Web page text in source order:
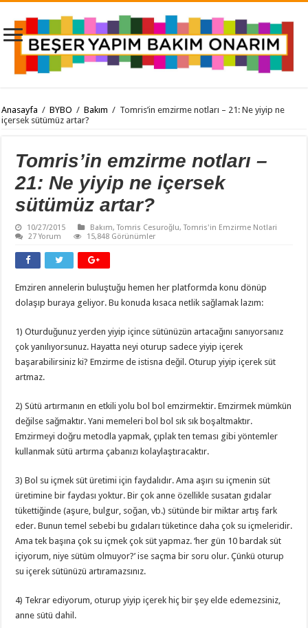
Anasayfa / BYBO / Bakım / Tomris’in emzirme notları – 21: Ne yiyip ne
içersek sütümüz artar?
Tomris’in emzirme notları –
21: Ne yiyip ne içersek
sütümüz artar?
10/27/2015 Bakım,Tomris Cesuroğlu,Tomris'in Emzirme Notlari
27 Yorum
15,848 Görünümler
Emziren annelerin buluştuğu hemen her platformda konu dönüp
dolaşıp buraya geliyor. Bu konuda kısaca netlik sağlamak lazım:
1) Oturduğunuz yerden yiyip içince sütünüzün artacağını sanıyorsanız
çok yanılıyorsunuz. Hayatta neyi oturup sadece yiyip içerek
başarabilirsiniz ki? Emzirme de istisna değil. Oturup yiyip içerek süt
artmaz.
2) Sütü artırmanın en etkili yolu bol bol emzirmektir. Emzirmek mümkün
değilse sağmaktır. Yani memeleri bol bol sık sık boşaltmaktır.
Emzirmeyi doğru metodla yapmak, çıplak ten teması gibi yöntemler
kullanmak sütü artırma çabanızı kolaylaştıracaktır.
3) Bol su içmek süt üretimi için faydalıdır. Ama aşırı su içmenin süt
üretimine bir faydası yoktur. Bir çok anne özellikle susatan gıdalar
tükettiğinde (aşure, bulgur, soğan, vb.) sütünde bir miktar artış fark
eder. Bunun temel sebebi bu gıdaları tüketince daha çok su içmeleridir.
Ama tek başına çok su içmek çok süt yapmaz. ‘her gün 10 bardak süt
içiyorum, niye sütüm olmuyor?’ ise saçma bir soru olur. Çünkü oturup
su içerek sütünüzü artıramazsınız.
4) Tekrar ediyorum, oturup yiyip içerek hiç bir şey elde edemezsiniz,
anne sütü dahil.